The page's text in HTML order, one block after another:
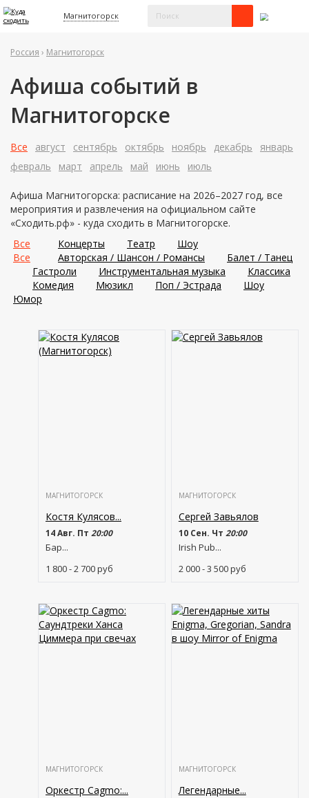
Магнитогорск
Россия › Магнитогорск
Афиша событий в
Магнитогорске
Все август сентябрь октябрь ноябрь декабрь
январь
февраль
март апрель май июнь июль
Афиша Магнитогорска: расписание на 2026–2027 год, все
мероприятия и развлечения на официальном сайте
«Сходить.рф» - куда сходить в Магнитогорске.
Все
Концерты Театр
Шоу
Все
Авторская / Шансон / Романсы
Балет / Танец
Гастроли
Инструментальная музыка
Классика
Комедия
Мюзикл Поп / Эстрада
Шоу
Юмор
МАГНИТОГОРСК
Костя Кулясов...
14 Авг. Пт 20:00
Бар...
1 800 - 2 700руб
МАГНИТОГОРСК
Сергей Завьялов
10 Сен. Чт 20:00
Irish Pub...
2 000 - 3 500руб
МАГНИТОГОРСК
Оркестр Cagmo:...
МАГНИТОГОРСК
Легендарные...